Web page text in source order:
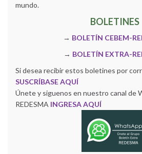
mundo.
BOLETINES
→ BOLETÍN CEBEM-
→ BOLETÍN EXTRA-
Si desea recibir estos boletines por
SUSCRÍBASE AQUÍ
Únete y siguenos en nuestro canal de
REDESMA INGRESA AQUÍ